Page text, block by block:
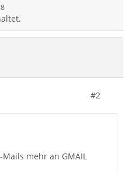
#2
mehr an GMAIL